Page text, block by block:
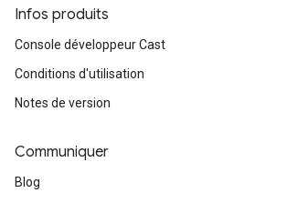
Infos produits
Console développeur Cast
Conditions d'utilisation
Notes de version
Communiquer
Blog